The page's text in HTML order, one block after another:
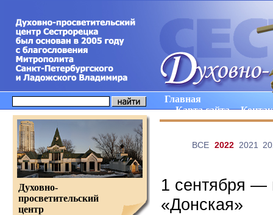
Главная
Карта сайта
ВCE 2022 2021
1 сентября —
«Донская»
Духовно-
просветительский
центр